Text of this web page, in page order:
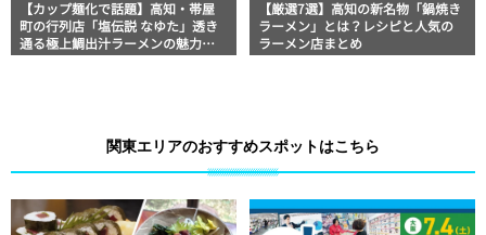
【カップ麺化で話題】高知・帯屋
町の行列店「塩伝説 なゆた」透き
通る極上鯛出汁ラーメンの魅力を
【厳選7選】高知の新名物「鍋焼き
ラーメン」とは？レシピと人気の
ラーメン店まとめ
関東エリアのおすすめスポットはこちら